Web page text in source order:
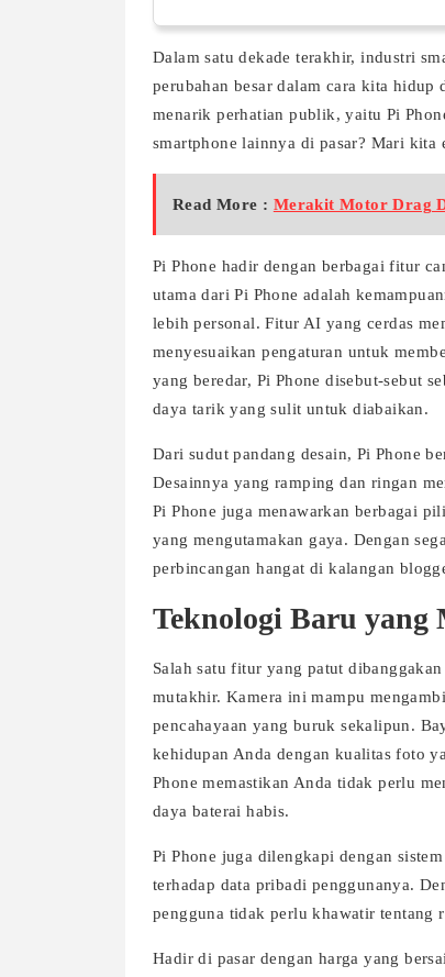
Dalam satu dekade terakhir, industri
perubahan besar dalam cara kita hidup
menarik perhatian publik, yaitu Pi
smartphone lainnya di pasar? Mari
Read More : Merakit Motor Drag
Pi Phone hadir dengan berbagai fitur
utama dari Pi Phone adalah
lebih personal. Fitur AI yang cerdas
menyesuaikan pengaturan untuk
yang beredar, Pi Phone disebut-sebut
daya tarik yang sulit untuk diabaikan.
Dari sudut pandang desain, Pi Phone
Desainnya yang ramping dan ringan
Pi Phone juga menawarkan berbagai
yang mengutamakan gaya. Dengan
perbincangan hangat di kalangan
Teknologi Baru yang
Salah satu fitur yang patut
mutakhir. Kamera ini mampu
pencahayaan yang buruk sekalipun.
kehidupan Anda dengan kualitas foto
Phone memastikan Anda tidak perlu
daya baterai habis.
Pi Phone juga dilengkapi dengan
terhadap data pribadi penggunanya.
pengguna tidak perlu khawatir tentang
Hadir di pasar dengan harga yang